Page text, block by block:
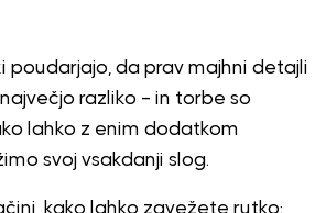
poudarjajo, da prav majhni detajli
razliko – in torbe so
lahko z enim dodatkom
svoj vsakdanji slog.
kako lahko zavežete rutko: